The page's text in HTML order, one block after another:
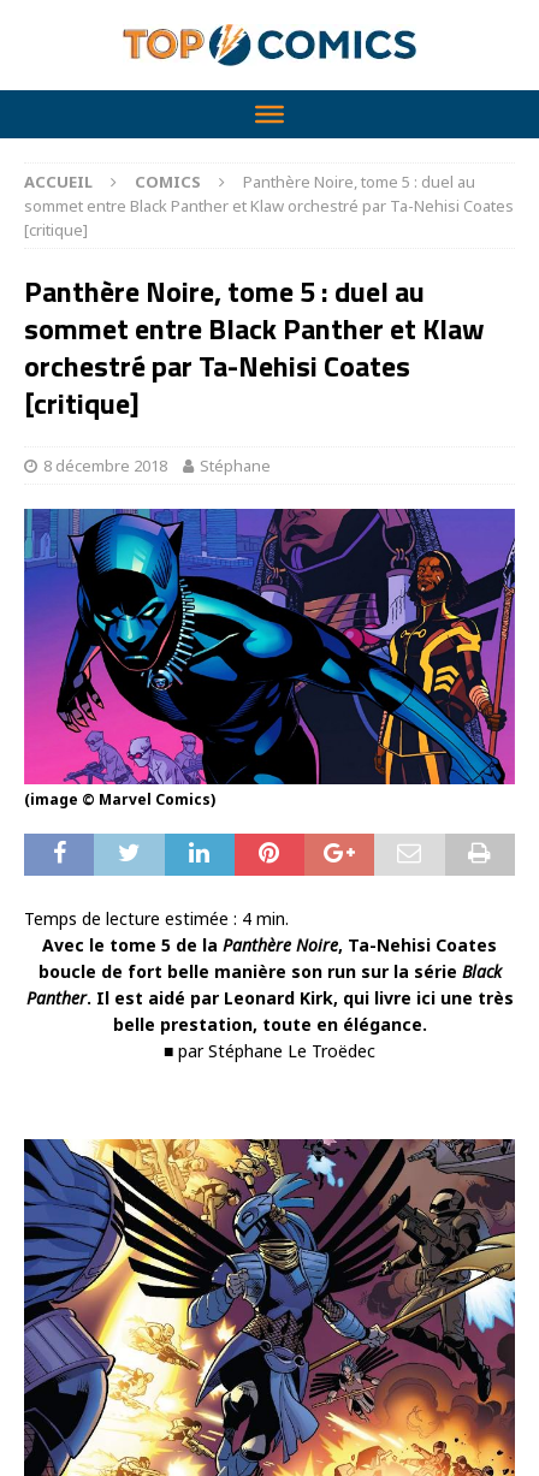
ACCUEIL COMICS
Panthère Noire, tome 5 : duel au
sommet entre Black Panther et Klaw orchestré par Ta-Nehisi Coates
[critique]
Panthère Noire, tome 5 : duel au
sommet entre Black Panther et Klaw
orchestré par Ta-Nehisi Coates
[critique]
8 décembre 2018 Stéphane
(image © Marvel Comics)
Temps de lecture estimée : 4 min.
Avec le tome 5 de la Panthère Noire, Ta-Nehisi Coates
boucle de fort belle manière son run sur la série Black
Panther. Il est aidé par Leonard Kirk, qui livre ici une très
belle prestation, toute en élégance.
■ par Stéphane Le Troëdec